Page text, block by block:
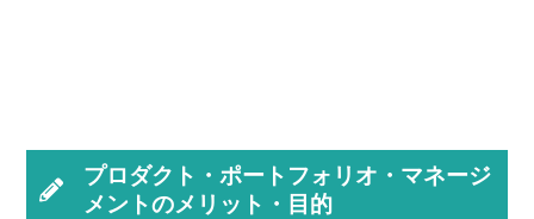
プロダクト・ポートフォリオ・マネージ
メントのメリット・目的